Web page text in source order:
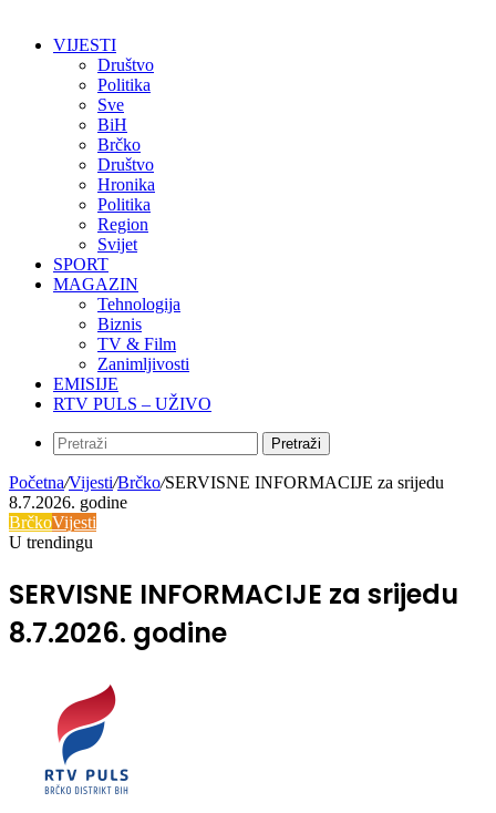
VIJESTI
Društvo
Politika
Sve
BiH
Brčko
Društvo
Hronika
Politika
Region
Svijet
SPORT
MAGAZIN
Tehnologija
Biznis
TV & Film
Zanimljivosti
EMISIJE
RTV PULS – UŽIVO
Pretraži
Početna/Vijesti/Brčko/SERVISNE INFORMACIJE za srijedu
8.7.2026. godine
BrčkoVijesti
U trendingu
SERVISNE INFORMACIJE za srijedu
8.7.2026. godine